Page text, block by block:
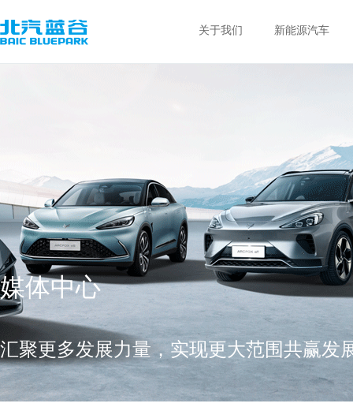
关于我们 新能源汽车
媒体中心
汇聚更多发展力量，实现更大范围共赢发